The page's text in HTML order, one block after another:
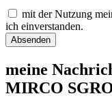
mit der Nutzung
ich einverstanden.
Absenden
meine
MIRCO